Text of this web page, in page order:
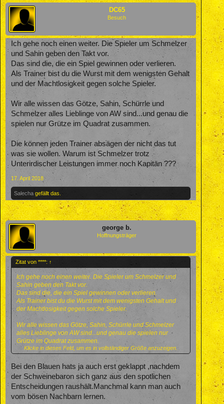
DC65
Besuch
Ich gehe noch einen weiter. Die Spieler um Schmelzer
und Sahin geben den Takt vor.
Das sind die, die ein Spiel gewinnen oder verlieren.
Als Trainer bist du die Wurst mit dem wenigsten Gehalt
und der Machtlosigkeit gegen solche Spieler.
Wir alle wissen das Götze, Sahin, Schürrle und
Schmelzer alles Lieblinge von AW sind...und genau die
spielen nur Grütze im Quadrat zusammen.
Die können jeden Trainer absägen der nicht das tut
was sie wollen. Warum ist Schmelzer trotz
Unterirdischer Leistungen immer noch Kapitän ???
17. April 2018
Salecha gefällt das.
george b.
Hoffnungsträger
Zitat von ****: ↑
Ich gehe noch einen weiter. Die Spieler um Schmelzer und
Sahin geben den Takt vor.
Das sind die, die ein Spiel gewinnen oder verlieren.
Als Trainer bist du die Wurst mit dem wenigsten Gehalt und
der Machtlosigkeit gegen solche Spieler.
Wir alle wissen das Götze, Sahin, Schürrle und Schmelzer
alles Lieblinge von AW sind...und genau die spielen nur
Grütze im Quadrat zusammen.
Die können jeden Trainer absägen der nicht das tut was sie
wollen. Warum ist Schmelzer trotz Unterirdischer Leistungen
immer noch Kapitän ???
Klicke in dieses Feld, um es in vollständiger Größe anzuzeigen.
Bei den Blauen hats ja auch erst geklappt ,nachdem
der Schweinebaron sich ganz aus den spotlichen
Entscheidungen raushält.Manchmal kann man auch
vom bösen Nachbarn lernen.